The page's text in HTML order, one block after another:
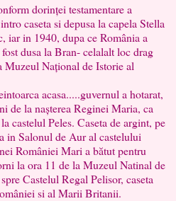
dorinței testamentare a
caseta si depusa la capela Stella
iar in 1940, dupa ce România a
dusa la Bran- celalalt loc drag
Național de Istorie al
acasa.....guvernul a hotarat,
de la nașterea Reginei Maria, ca
castelul Peles. Caseta de argint, pe
in Salonul de Aur al castelului
României Mari a bătut pentru
la ora 11 de la Muzeul Natinal de
Castelul Regal Pelisor, caseta
si al Marii Britanii.